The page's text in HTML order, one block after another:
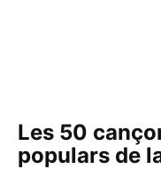
Les 50
populars de